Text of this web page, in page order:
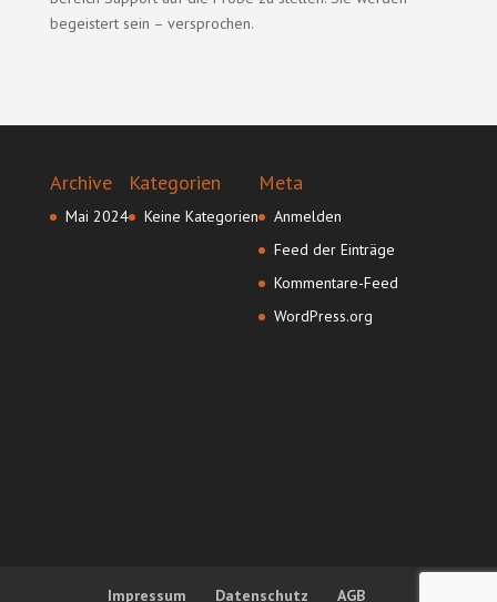
begeistert sein – versprochen.
Archive
Mai 2024
Kategorien
Keine Kategorien
Meta
Anmelden
Feed der Einträge
Kommentare-Feed
WordPress.org
Impressum Datenschutz AGB